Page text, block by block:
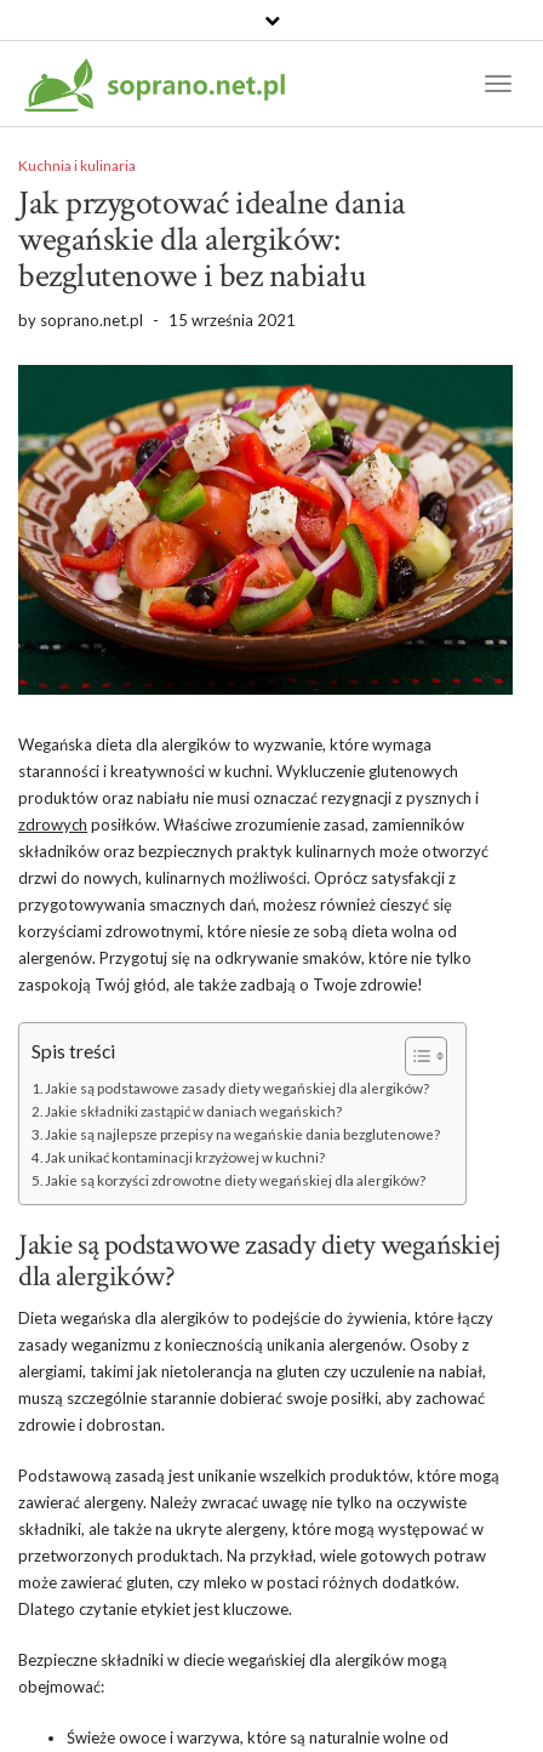
Kuchnia i kulinaria
Jak przygotować idealne dania
wegańskie dla alergików:
bezglutenowe i bez nabiału
by soprano.net.pl - 15 września 2021
Wegańska dieta dla alergików to wyzwanie, które wymaga
staranności i kreatywności w kuchni. Wykluczenie glutenowych
produktów oraz nabiału nie musi oznaczać rezygnacji z pysznych i
zdrowych posiłków. Właściwe zrozumienie zasad, zamienników
składników oraz bezpiecznych praktyk kulinarnych może otworzyć
drzwi do nowych, kulinarnych możliwości. Oprócz satysfakcji z
przygotowywania smacznych dań, możesz również cieszyć się
korzyściami zdrowotnymi, które niesie ze sobą dieta wolna od
alergenów. Przygotuj się na odkrywanie smaków, które nie tylko
zaspokoją Twój głód, ale także zadbają o Twoje zdrowie!
Spis treści
Jakie są podstawowe zasady diety wegańskiej dla alergików?
Jakie składniki zastąpić w daniach wegańskich?
Jakie są najlepsze przepisy na wegańskie dania bezglutenowe?
Jak unikać kontaminacji krzyżowej w kuchni?
Jakie są korzyści zdrowotne diety wegańskiej dla alergików?
Jakie są podstawowe zasady diety wegańskiej
dla alergików?
Dieta wegańska dla alergików to podejście do żywienia, które łączy
zasady weganizmu z koniecznością unikania alergenów. Osoby z
alergiami, takimi jak nietolerancja na gluten czy uczulenie na nabiał,
muszą szczególnie starannie dobierać swoje posiłki, aby zachować
zdrowie i dobrostan.
Podstawową zasadą jest unikanie wszelkich produktów, które mogą
zawierać alergeny. Należy zwracać uwagę nie tylko na oczywiste
składniki, ale także na ukryte alergeny, które mogą występować w
przetworzonych produktach. Na przykład, wiele gotowych potraw
może zawierać gluten, czy mleko w postaci różnych dodatków.
Dlatego czytanie etykiet jest kluczowe.
Bezpieczne składniki w diecie wegańskiej dla alergików mogą
obejmować:
Świeże owoce i warzywa, które są naturalnie wolne od